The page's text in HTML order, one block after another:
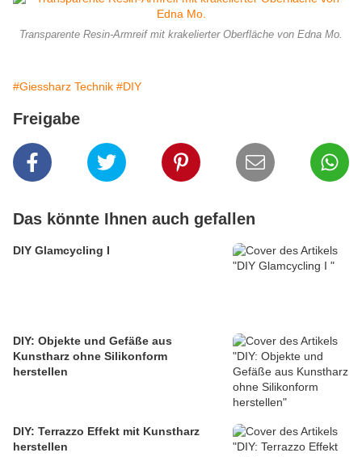
Transparente Resin-Armreif mit krakelierter Oberfläche von Edna Mo.
#Giessharz Technik #DIY
Freigabe
Das könnte Ihnen auch gefallen
DIY Glamcycling I
DIY: Objekte und Gefäße aus
Kunstharz ohne Silikonform
herstellen
DIY: Terrazzo Effekt mit Kunstharz
herstellen